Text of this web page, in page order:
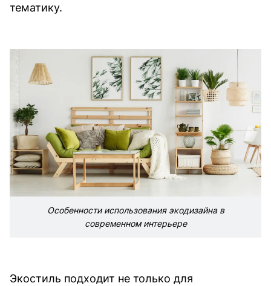
тематику.
Особенности использования экодизайна в
современном интерьере
Экостиль подходит не только для